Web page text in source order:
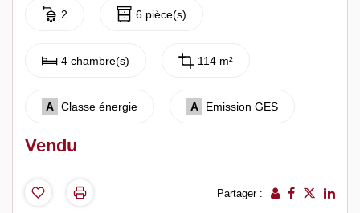
2 6 pièce(s)
4 chambre(s) 114 m²
A Classe énergie A Emission GES
Vendu
Partager :